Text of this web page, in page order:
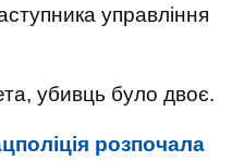
управління
убивць було двоє.
розпочала